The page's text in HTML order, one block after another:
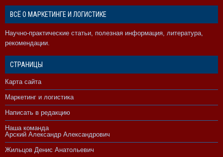
ВСЁ О МАРКЕТИНГЕ И ЛОГИСТИКЕ
Научно-практические статьи, полезная информация, литература,
рекомендации.
СТРАНИЦЫ
Карта сайта
Маркетинг и логистика
Написать в редакцию
Наша команда
Арский Александр Александрович
Жильцов Денис Анатольевич